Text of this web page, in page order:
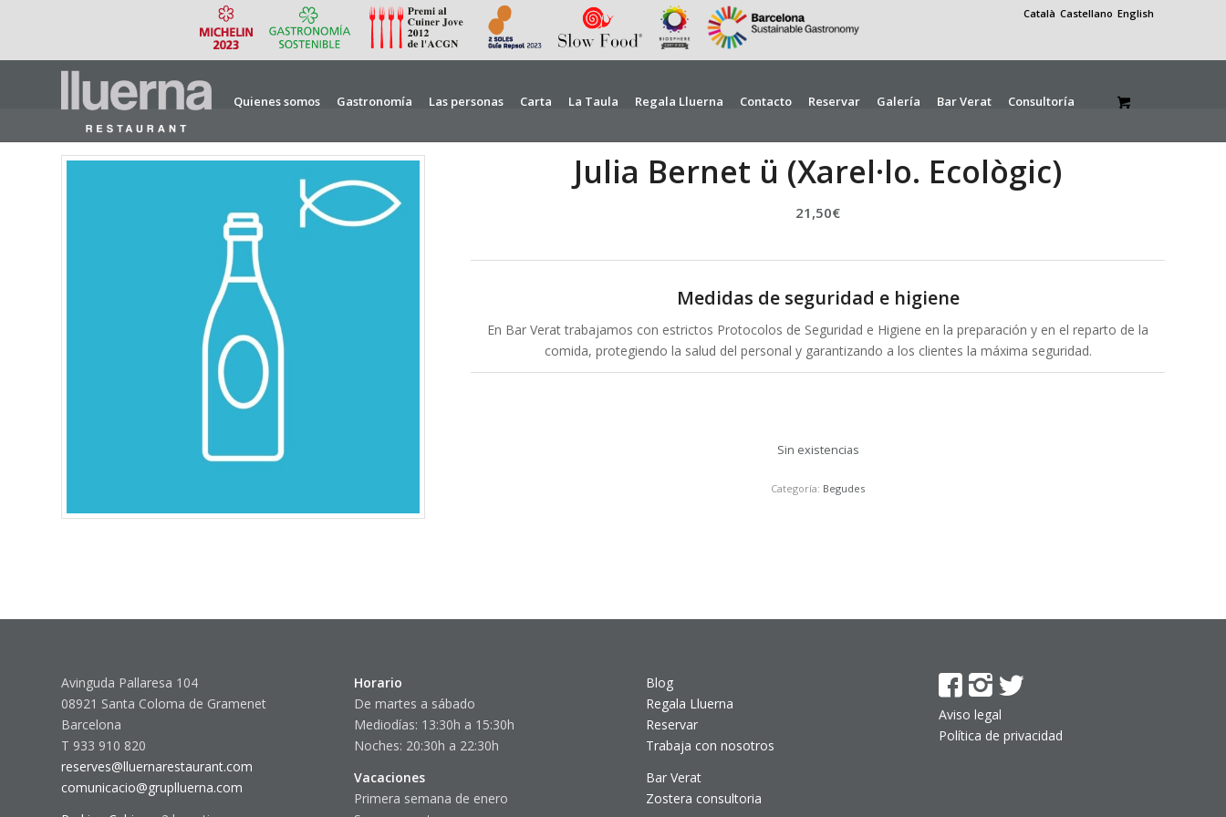
Català Castellano English
Quienes somos Gastronomía Las personas Carta La Taula Regala Lluerna Contacto Reservar Galería Bar Verat Consultoría
Julia Bernet ü (Xarel·lo. Ecològic)
21,50€
Medidas de seguridad e higiene
En Bar Verat trabajamos con estrictos Protocolos de Seguridad e Higiene en la preparación y en el reparto de la
comida, protegiendo la salud del personal y garantizando a los clientes la máxima seguridad.
Sin existencias
Categoría: Begudes
Avinguda Pallaresa 104
08921 Santa Coloma de Gramenet
Barcelona
T 933 910 820
reserves@lluernarestaurant.com
comunicacio@gruplluerna.com
Horario
De martes a sábado
Mediodías: 13:30h a 15:30h
Noches: 20:30h a 22:30h
Vacaciones
Primera semana de enero
Blog
Regala Lluerna
Reservar
Trabaja con nosotros
Bar Verat
Zostera consultoria
Aviso legal
Política de privacidad